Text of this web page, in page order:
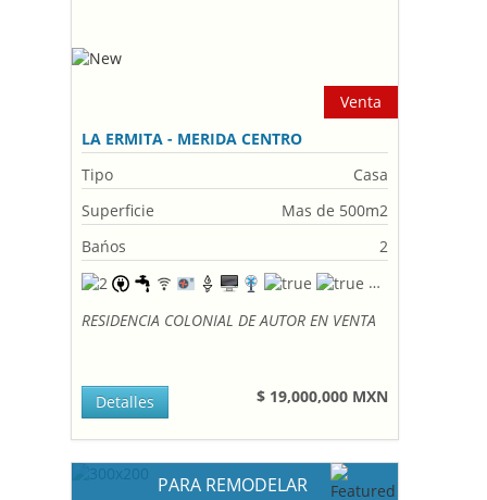
Venta
LA ERMITA - MERIDA CENTRO
Tipo
Casa
Superficie
Mas de 500m2
Bańos
2
RESIDENCIA COLONIAL DE AUTOR EN VENTA
$ 19,000,000 MXN
Detalles
PARA REMODELAR